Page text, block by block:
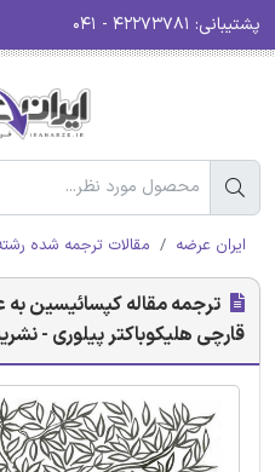
پشتیبانی:
ایران عرضه مقالات ترجمه شده
ترجمه مقاله کپسائیسین به
قارچی هلیکوباکتر پیلوری -